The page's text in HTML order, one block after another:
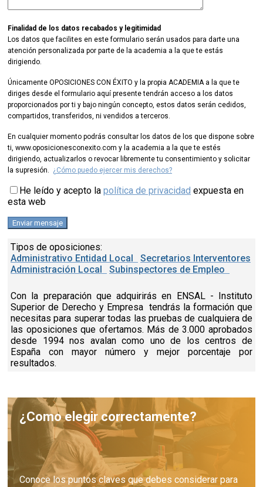
Finalidad de los datos recabados y legitimidad
Los datos que facilites en este formulario serán usados para darte una
atención personalizada por parte de la academia a la que te estás
dirigiendo.
Únicamente OPOSICIONES CON ÉXITO y la propia ACADEMIA a la que te
diriges desde el formulario aquí presente tendrán acceso a los datos
proporcionados por ti y bajo ningún concepto, estos datos serán cedidos,
compartidos, transferidos, ni vendidos a terceros.
En cualquier momento podrás consultar los datos de los que dispone sobre
ti, www.oposicionesconexito.com y la academia a la que te estés
dirigiendo, actualizarlos o revocar libremente tu consentimiento y solicitar
la supresión. ¿Cómo puedo ejercer mis derechos?
He leído y acepto la política de privacidad expuesta en
esta web
Tipos de oposiciones:
Administrativo Entidad Local
Secretarios Interventores
Administración Local
Subinspectores de Empleo
Con la preparación que adquirirás en ENSAL - Instituto
Superior de Derecho y Empresa tendrás la formación que
necesitas para superar todas las pruebas de cualquiera de
las oposiciones que ofertamos. Más de 3.000 aprobados
desde 1994 nos avalan como uno de los centros de
España con mayor número y mejor porcentaje por
resultados.
¿Como elegir correctamente?
Conoce los puntos claves que debes considerar para